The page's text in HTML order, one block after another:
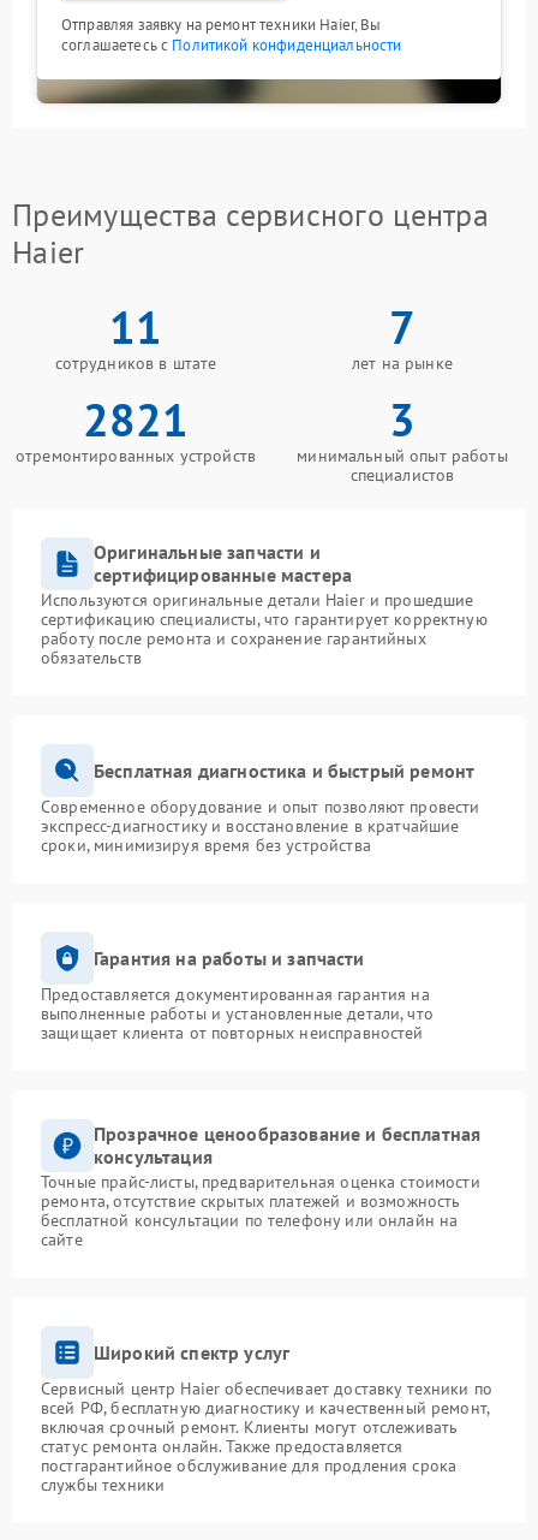
Отправляя заявку на ремонт техники Haier, Вы
соглашаетесь с Политикой конфиденциальности
Преимущества сервисного центра
Haier
11
сотрудников в штате
7
лет на рынке
2821
отремонтированных устройств
3
минимальный опыт работы
специалистов
Оригинальные запчасти и
сертифицированные мастера
Используются оригинальные детали Haier и прошедшие
сертификацию специалисты, что гарантирует корректную
работу после ремонта и сохранение гарантийных
обязательств
Бесплатная диагностика и быстрый ремонт
Современное оборудование и опыт позволяют провести
экспресс-диагностику и восстановление в кратчайшие
сроки, минимизируя время без устройства
Гарантия на работы и запчасти
Предоставляется документированная гарантия на
выполненные работы и установленные детали, что
защищает клиента от повторных неисправностей
Прозрачное ценообразование и бесплатная
консультация
Точные прайс-листы, предварительная оценка стоимости
ремонта, отсутствие скрытых платежей и возможность
бесплатной консультации по телефону или онлайн на
сайте
Широкий спектр услуг
Сервисный центр Haier обеспечивает доставку техники по
всей РФ, бесплатную диагностику и качественный ремонт,
включая срочный ремонт. Клиенты могут отслеживать
статус ремонта онлайн. Также предоставляется
постгарантийное обслуживание для продления срока
службы техники